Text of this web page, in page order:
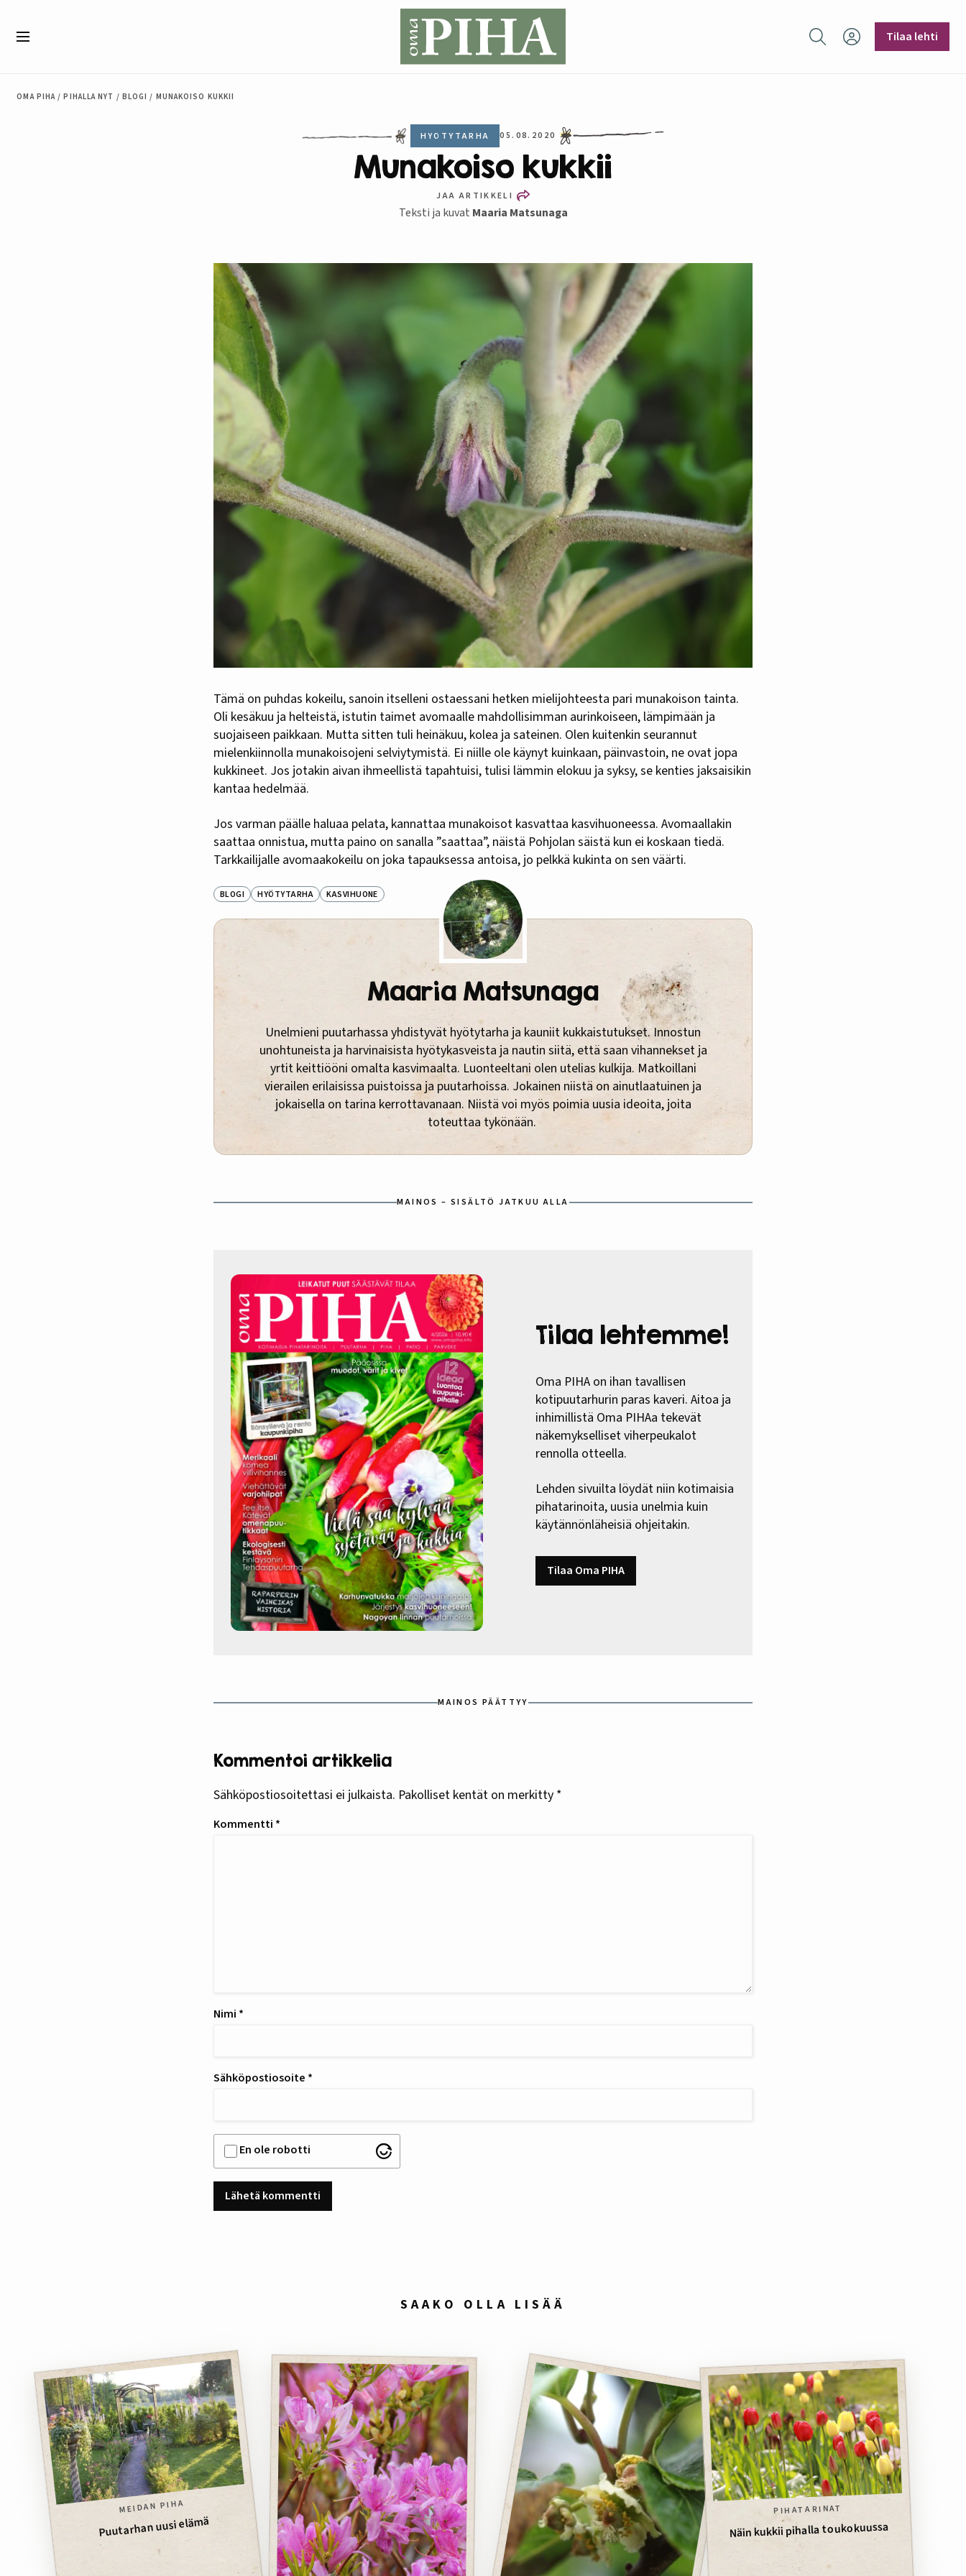
Hae sivustolta
Tilaa lehti
OMA PIHA / PIHALLA NYT / BLOGI / MUNAKOISO KUKKII
HYÖTYTARHA 05.08.2020
Munakoiso kukkii
JAA ARTIKKELI
Teksti ja kuvat Maaria Matsunaga
Tämä on puhdas kokeilu, sanoin itselleni ostaessani hetken mielijohteesta pari munakoison tainta.
Oli kesäkuu ja helteistä, istutin taimet avomaalle mahdollisimman aurinkoiseen, lämpimään ja
suojaiseen paikkaan. Mutta sitten tuli heinäkuu, kolea ja sateinen. Olen kuitenkin seurannut
mielenkiinnolla munakoisojeni selviytymistä. Ei niille ole käynyt kuinkaan, päinvastoin, ne ovat jopa
kukkineet. Jos jotakin aivan ihmeellistä tapahtuisi, tulisi lämmin elokuu ja syksy, se kenties jaksaisikin
kantaa hedelmää.
Jos varman päälle haluaa pelata, kannattaa munakoisot kasvattaa kasvihuoneessa. Avomaallakin
saattaa onnistua, mutta paino on sanalla ”saattaa”, näistä Pohjolan säistä kun ei koskaan tiedä.
Tarkkailijalle avomaakokeilu on joka tapauksessa antoisa, jo pelkkä kukinta on sen väärti.
BLOGI HYÖTYTARHA KASVIHUONE
Maaria Matsunaga
Unelmieni puutarhassa yhdistyvät hyötytarha ja kauniit kukkaistutukset. Innostun
unohtuneista ja harvinaisista hyötykasveista ja nautin siitä, että saan vihannekset ja
yrtit keittiööni omalta kasvimaalta. Luonteeltani olen utelias kulkija. Matkoillani
vierailen erilaisissa puistoissa ja puutarhoissa. Jokainen niistä on ainutlaatuinen ja
jokaisella on tarina kerrottavanaan. Niistä voi myös poimia uusia ideoita, joita
toteuttaa tykönään.
MAINOS – SISÄLTÖ JATKUU ALLA
Tilaa lehtemme!
Oma PIHA on ihan tavallisen
kotipuutarhurin paras kaveri. Aitoa ja
inhimillistä Oma PIHAa tekevät
näkemykselliset viherpeukalot
rennolla otteella.
Lehden sivuilta löydät niin kotimaisia
pihatarinoita, uusia unelmia kuin
käytännönläheisiä ohjeitakin.
Tilaa Oma PIHA
MAINOS PÄÄTTYY
Kommentoi artikkelia
Sähköpostiosoitettasi ei julkaista. Pakolliset kentät on merkitty *
Kommentti *
Nimi *
Sähköpostiosoite *
En ole robotti
SAAKO OLLA LISÄÄ
MEIDÄN PIHA
Puutarhan uusi elämä
PIHATARINAT
Näin kukkii pihalla toukokuussa